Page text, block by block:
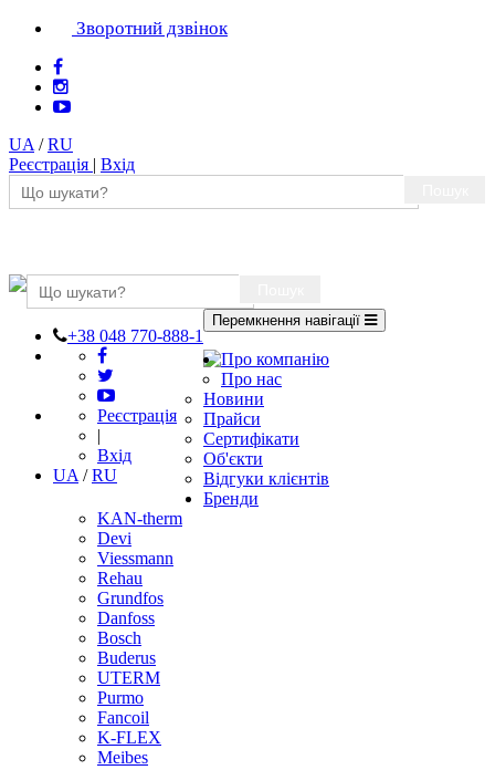
Зворотний дзвінок
UA /RU
Реєстрація | Вхід
+38 048 770-888-1
Реєстрація
|
Вхід
UA /RU
Перемкнення навігації
Про компанію
Про нас
Новини
Прайси
Сертифікати
Об'єкти
Відгуки клієнтів
Бренди
KAN-therm
Devi
Viessmann
Rehau
Grundfos
Danfoss
Bosch
Buderus
UTERM
Purmo
Fancoil
K-FLEX
Meibes